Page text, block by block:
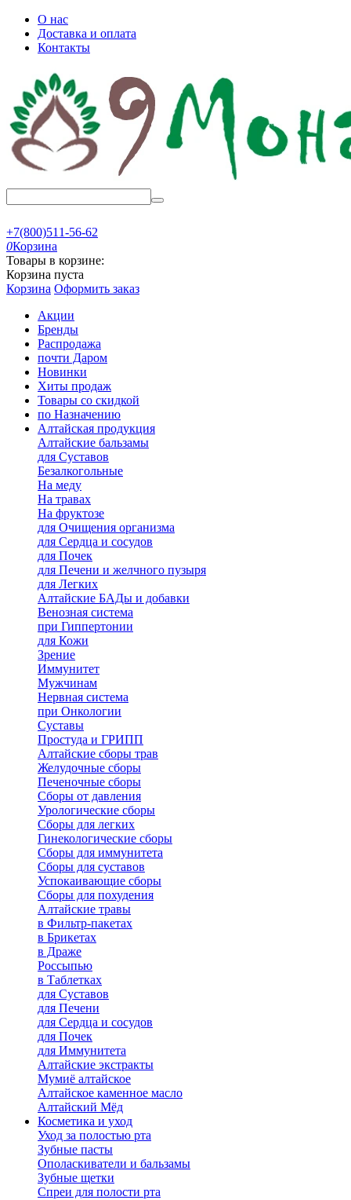
О нас
Доставка и оплата
Контакты
+7(800)511-56-62
0Корзина
Товары в корзине:
Корзина пуста
Корзина Оформить заказ
Акции
Бренды
Распродажа
почти Даром
Новинки
Хиты продаж
Товары со скидкой
по Назначению
Алтайская продукция
Алтайские бальзамы
для Суставов
Безалкогольные
На меду
На травах
На фруктозе
для Очищения организма
для Сердца и сосудов
для Почек
для Печени и желчного пузыря
для Легких
Алтайские БАДы и добавки
Венозная система
при Гиппертонии
для Кожи
Зрение
Иммунитет
Мужчинам
Нервная система
при Онкологии
Суставы
Простуда и ГРИПП
Алтайские сборы трав
Желудочные сборы
Печеночные сборы
Сборы от давления
Урологические сборы
Сборы для легких
Гинекологические сборы
Сборы для иммунитета
Сборы для суставов
Успокаивающие сборы
Сборы для похудения
Алтайские травы
в Фильтр-пакетах
в Брикетах
в Драже
Россыпью
в Таблетках
для Cуставов
для Печени
для Сердца и сосудов
для Почек
для Иммунитета
Алтайские экстракты
Мумиё алтайское
Алтайское каменное масло
Алтайский Мёд
Косметика и уход
Уход за полостью рта
Зубные пасты
Ополаскиватели и бальзамы
Зубные щетки
Спреи для полости рта